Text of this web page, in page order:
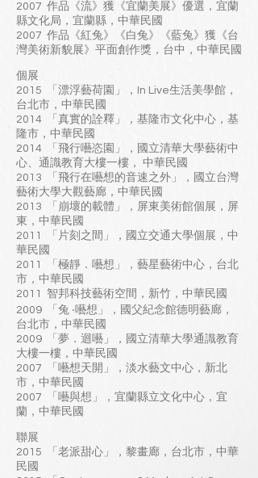
2007 作品《流》獲《宜蘭美展》優選，宜蘭
縣文化局，宜蘭縣，中華民國
2007 作品《紅兔》《白兔》《藍兔》獲《台
灣美術新貌展》平面創作獎，台中，中華民國
個展
2015 「漂浮藝荷園」，In Live生活美學館，
台北市，中華民國
2014 「真實的詮釋」，基隆市文化中心，基
隆市，中華民國
2014 「飛行囈恣園」，國立清華大學藝術中
心、通識教育大樓一樓， 中華民國
2013 「飛行在囈想的音速之外」，國立台灣
藝術大學大觀藝廊，中華民國
2013 「崩壞的載體」，屏東美術館個展，屏
東，中華民國
2011 「片刻之間」，國立交通大學個展，中
華民國
2011 「極靜．囈想」，藝星藝術中心，台北
市，中華民國
2011 智邦科技藝術空間，新竹，中華民國
2009 「兔 ‧囈想」，國父紀念館德明藝廊，
台北市，中華民國
2009 「夢．迴囈」，國立清華大學通識教育
大樓一樓，中華民國
2007 「囈想天開」，淡水藝文中心，新北
市，中華民國
2007 「囈與想」，宜蘭縣立文化中心，宜
蘭，中華民國
聯展
2015 「老派甜心」，黎畫廊，台北市，中華
民國